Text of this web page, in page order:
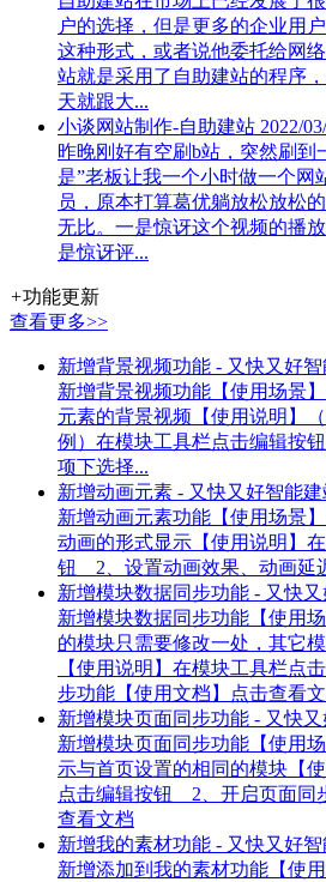
户的选择，但是更多的企业用
这种形式，或者说他委托给网
站就是采用了自助建站的程序
天就跟大...
小谈网站制作-自助建站 2022/
昨晚刚好有空刷b站，突然刷到
是”老板让我一个小时做一个网
员，原本打算葛优躺放松放松
无比。一是惊讶这个视频的播
是惊讶评...
+功能更新
查看更多>>
新增背景视频功能 - 又快又好
新增背景视频功能【使用场景
元素的背景视频【使用说明】
例）在模块工具栏点击编辑按
项下选择...
新增动画元素 - 又快又好智能建
新增动画元素功能【使用场景
动画的形式显示【使用说明】
钮 2、设置动画效果、动画延
新增模块数据同步功能 - 又快
新增模块数据同步功能【使用
的模块只需要修改一处，其它
【使用说明】在模块工具栏点
步功能【使用文档】点击查看
新增模块页面同步功能 - 又快
新增模块页面同步功能【使用
示与首页设置的相同的模块【
点击编辑按钮 2、开启页面同
查看文档
新增我的素材功能 - 又快又好
新增添加到我的素材功能【使